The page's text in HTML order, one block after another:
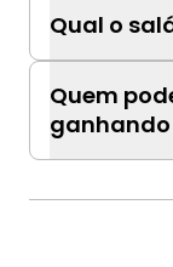
Qual o
Quem